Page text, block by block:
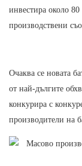
инвестира около
производствени
Очаква се новата
от най-дългите
конкурира с
производители на